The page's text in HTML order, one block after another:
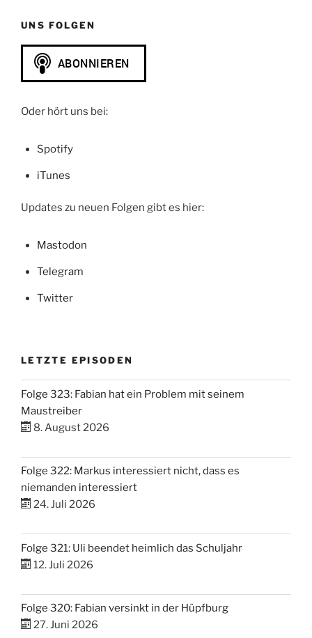
UNS FOLGEN
Oder hört uns bei:
Spotify
iTunes
Updates zu neuen Folgen gibt es hier:
Mastodon
Telegram
Twitter
LETZTE EPISODEN
Folge 323: Fabian hat ein Problem mit seinem
Maustreiber
8. August 2026
Folge 322: Markus interessiert nicht, dass es
niemanden interessiert
24. Juli 2026
Folge 321: Uli beendet heimlich das Schuljahr
12. Juli 2026
Folge 320: Fabian versinkt in der Hüpfburg
27. Juni 2026